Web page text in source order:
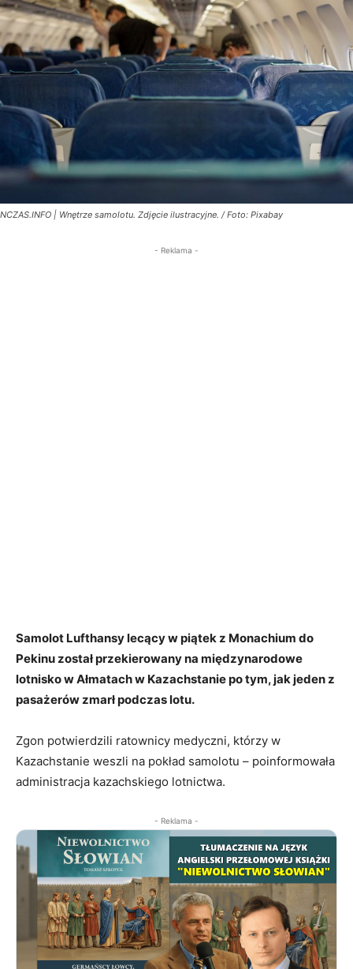
NCZAS.INFO | Wnętrze samolotu. Zdjęcie ilustracyjne. / Foto: Pixabay
- Reklama -
Samolot Lufthansy lecący w piątek z Monachium do
Pekinu został przekierowany na międzynarodowe
lotnisko w Ałmatach w Kazachstanie po tym, jak jeden z
pasażerów zmarł podczas lotu.
Zgon potwierdzili ratownicy medyczni, którzy w
Kazachstanie weszli na pokład samolotu – poinformowała
administracja kazachskiego lotnictwa.
- Reklama -